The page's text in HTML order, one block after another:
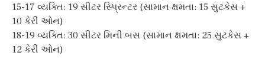
15-17 વ્યક્તિ: 19 સીટર સ્પ્રિન્ટર (સામાન ક્ષમતા: 15 સુટકેસ +
10 કેરી ઓન)
18-19 વ્યક્તિ: 30 સીટર મિની બસ (સામાન ક્ષમતા: 25 સુટકેસ +
12 કેરી ઓન)